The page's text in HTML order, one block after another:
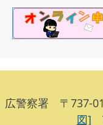
広警察署 〒737-
図]